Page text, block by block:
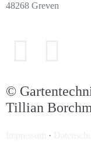
48268 Greven
©
Tillian
·